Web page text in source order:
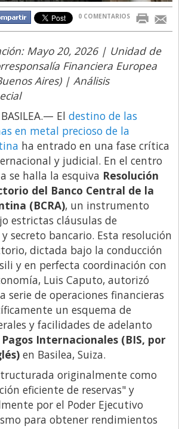
0 COMENTARIOS
Mayo 20, 2026 | Unidad de
Financiera Europea
Aires) | Análisis
— Eldestino de las
en metal precioso de la
ha entrado en una fase crítica
y judicial. En el centro
se halla la esquiva Resolución
del Banco Central de la
(BCRA), un instrumento
estrictas cláusulas de
secreto bancario. Esta resolución
dictada bajo la conducción
y en perfecta coordinación con
Luis Caputo, autorizó
serie de operaciones financieras
un esquema de
y facilidades de adelanto
Internacionales (BIS, por
en Basilea, Suiza.
originalmente como
eficiente de reservas" y
por el Poder Ejecutivo
para obtener rendimientos